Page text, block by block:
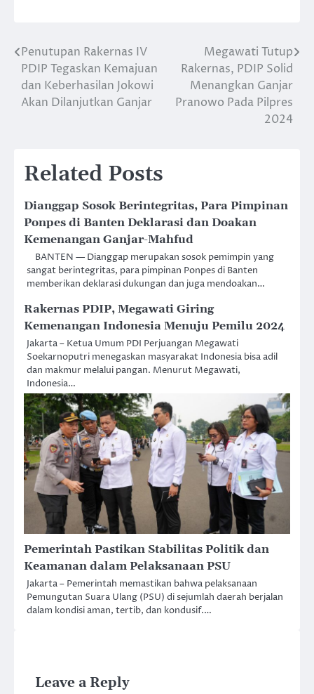
Post
navigation
Penutupan Rakernas IV
PDIP Tegaskan Kemajuan
dan Keberhasilan Jokowi
Akan Dilanjutkan Ganjar
Megawati Tutup
Rakernas, PDIP Solid
Menangkan Ganjar
Pranowo Pada Pilpres
2024
Related Posts
Dianggap Sosok Berintegritas, Para Pimpinan
Ponpes di Banten Deklarasi dan Doakan
Kemenangan Ganjar-Mahfud
BANTEN — Dianggap merupakan sosok pemimpin yang
sangat berintegritas, para pimpinan Ponpes di Banten
memberikan deklarasi dukungan dan juga mendoakan…
Rakernas PDIP, Megawati Giring
Kemenangan Indonesia Menuju Pemilu 2024
Jakarta – Ketua Umum PDI Perjuangan Megawati
Soekarnoputri menegaskan masyarakat Indonesia bisa adil
dan makmur melalui pangan. Menurut Megawati,
Indonesia…
Pemerintah Pastikan Stabilitas Politik dan
Keamanan dalam Pelaksanaan PSU
Jakarta – Pemerintah memastikan bahwa pelaksanaan
Pemungutan Suara Ulang (PSU) di sejumlah daerah berjalan
dalam kondisi aman, tertib, dan kondusif.…
Leave a Reply